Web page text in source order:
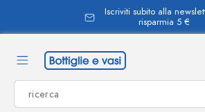
Iscriviti subito alla
risparmia 5 €